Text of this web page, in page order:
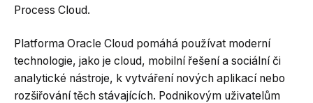
Process Cloud.
Platforma Oracle Cloud pomáhá používat moderní
technologie, jako je cloud, mobilní řešení a sociální či
analytické nástroje, k vytváření nových aplikací nebo
rozšiřování těch stávajících. Podnikovým uživatelům